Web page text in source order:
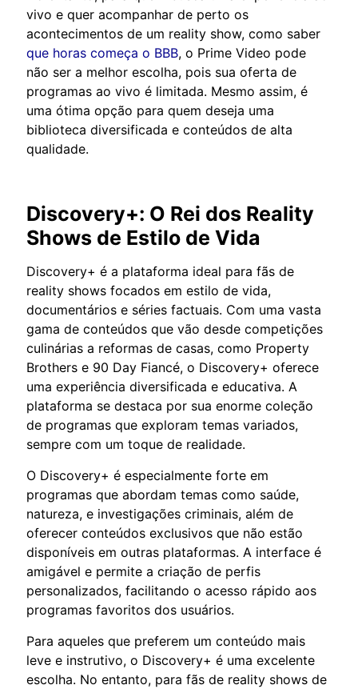
vivo e quer acompanhar de perto os
acontecimentos de um reality show, como saber
que horas começa o BBB, o Prime Video pode
não ser a melhor escolha, pois sua oferta de
programas ao vivo é limitada. Mesmo assim, é
uma ótima opção para quem deseja uma
biblioteca diversificada e conteúdos de alta
qualidade.
Discovery+: O Rei dos Reality
Shows de Estilo de Vida
Discovery+ é a plataforma ideal para fãs de
reality shows focados em estilo de vida,
documentários e séries factuais. Com uma vasta
gama de conteúdos que vão desde competições
culinárias a reformas de casas, como Property
Brothers e 90 Day Fiancé, o Discovery+ oferece
uma experiência diversificada e educativa. A
plataforma se destaca por sua enorme coleção
de programas que exploram temas variados,
sempre com um toque de realidade.
O Discovery+ é especialmente forte em
programas que abordam temas como saúde,
natureza, e investigações criminais, além de
oferecer conteúdos exclusivos que não estão
disponíveis em outras plataformas. A interface é
amigável e permite a criação de perfis
personalizados, facilitando o acesso rápido aos
programas favoritos dos usuários.
Para aqueles que preferem um conteúdo mais
leve e instrutivo, o Discovery+ é uma excelente
escolha. No entanto, para fãs de reality shows de